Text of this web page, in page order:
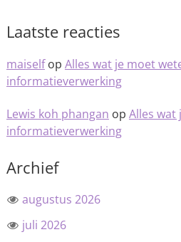
Laatste reacties
maiselfop Alles wat je moet
informatieverwerking
Lewis koh phangan op Alles wat
informatieverwerking
Archief
augustus 2026
juli 2026